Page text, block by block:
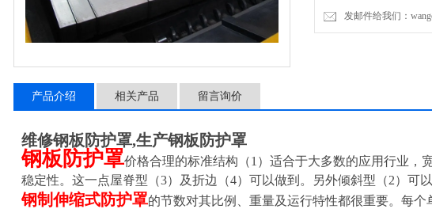
发邮件给我们：
产品介绍 相关产品 留言询价
维修钢板防护罩,生产钢板防护罩
钢板防护罩价格合理的标准结构（1）适合于大多数的应用行业，
稳定性。这一点屋脊型（3）及折边（4）可以做到。另外倾斜型（2）可
钢制伸缩式防护罩的节数对其比例、重量及运行特性都很重要。每